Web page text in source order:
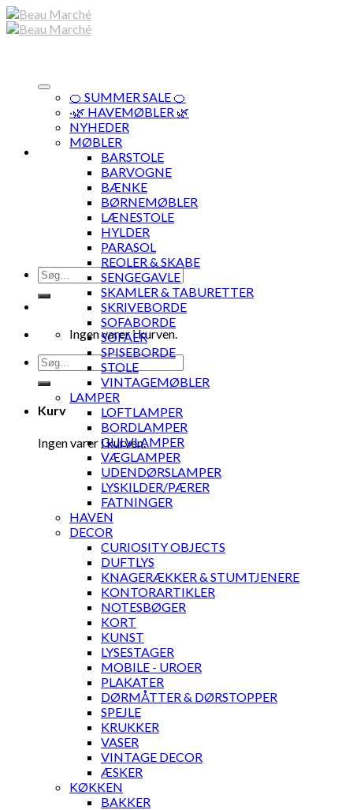
Skip
to
Søg
efter:
Ingen varer i kurven.
Søg
efter:
Kurv
Ingen varer i kurven.
🍊 SUMMER SALE 🍊
·🌿 HAVEMØBLER 🌿
NYHEDER
MØBLER
BARSTOLE
BARVOGNE
BÆNKE
BØRNEMØBLER
LÆNESTOLE
HYLDER
PARASOL
REOLER & SKABE
SENGEGAVLE
SKAMLER & TABURETTER
SKRIVEBORDE
SOFABORDE
SOFAER
SPISEBORDE
STOLE
VINTAGEMØBLER
LAMPER
LOFTLAMPER
BORDLAMPER
GULVLAMPER
VÆGLAMPER
UDENDØRSLAMPER
LYSKILDER/PÆRER
FATNINGER
HAVEN
DECOR
CURIOSITY OBJECTS
DUFTLYS
KNAGERÆKKER & STUMTJENERE
KONTORARTIKLER
NOTESBØGER
KORT
KUNST
LYSESTAGER
MOBILE - UROER
PLAKATER
DØRMÅTTER & DØRSTOPPER
SPEJLE
KRUKKER
VASER
VINTAGE DECOR
ÆSKER
KØKKEN
BAKKER